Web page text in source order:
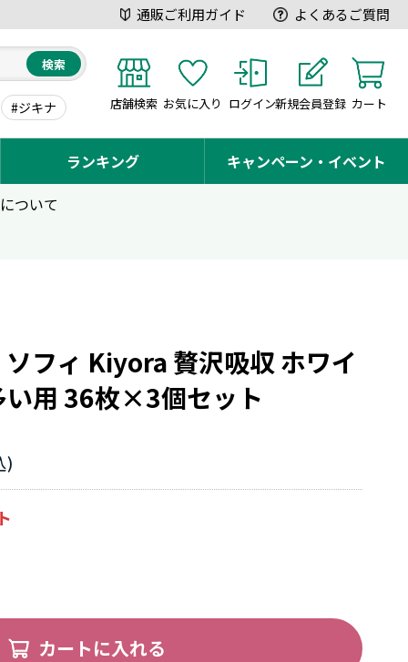
通販ご利用ガイド よくあるご質問
検索
#ジキナ 店舗検索 お気に入り ログイン新規会員登録 カート
ランキング
キャンペーン・イベント
ついて
フィ Kiyora 贅沢吸収 ホワイ
い用 36枚×3個セット
カートに入れる